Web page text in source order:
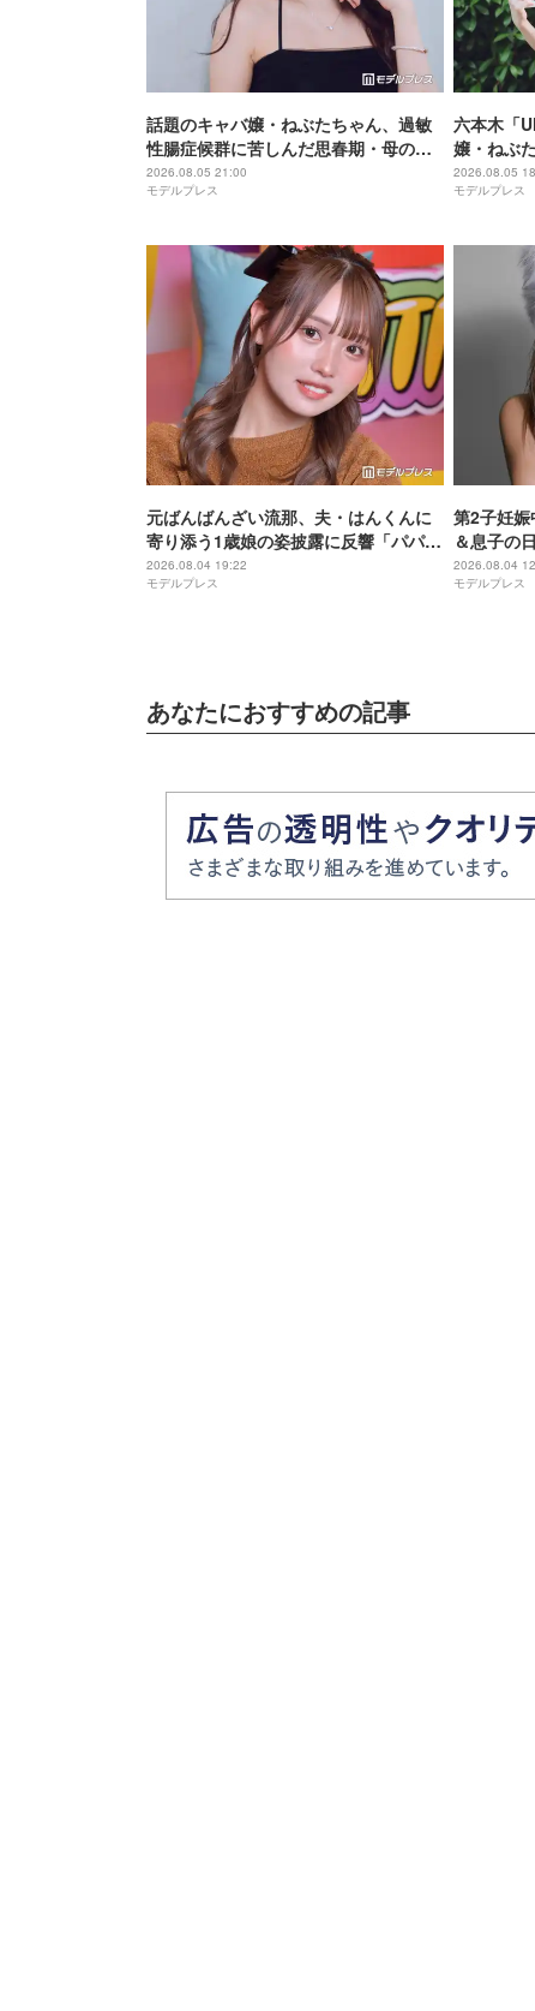
話題のキャバ嬢・ねぶたちゃん、過敏
性腸症候群に苦しんだ思春期・母の蒸
発…“どん底からの脱出劇”「生きるの
って大変」人生変えた言葉とは【イン
2026.08.05 21:00
モデルプレス
六本木「
嬢・ねぶ
葛藤・美
2026.08.05
モデルプレス
元ばんばんざい流那、夫・はんくんに
寄り添う1歳娘の姿披露に反響「パパ好
きなんだね」「可愛くてキュンキュン
しちゃう」
2026.08.04 19:22
モデルプレス
第2子妊
＆息子の
たいに立
麗」の声
2026.08.04
モデルプレス
あなたにおすすめの記事